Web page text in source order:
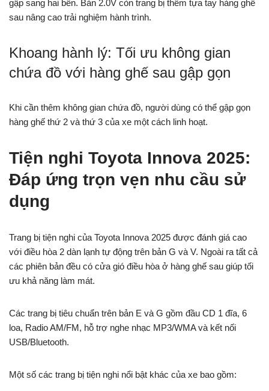
gập sang hai bên. Bản 2.0V còn trang bị thêm tựa tay hàng ghế
sau nâng cao trải nghiệm hành trình.
Khoang hành lý: Tối ưu không gian
chứa đồ với hàng ghế sau gập gọn
Khi cần thêm không gian chứa đồ, người dùng có thể gập gọn
hàng ghế thứ 2 và thứ 3 của xe một cách linh hoạt.
Tiện nghi Toyota Innova 2025:
Đáp ứng trọn vẹn nhu cầu sử
dụng
Trang bị tiện nghi của Toyota Innova 2025 được đánh giá cao
với điều hòa 2 dàn lạnh tự động trên bản G và V. Ngoài ra tất cả
các phiên bản đều có cửa gió điều hòa ở hàng ghế sau giúp tối
ưu khả năng làm mát.
Các trang bị tiêu chuẩn trên bản E và G gồm đầu CD 1 đĩa, 6
loa, Radio AM/FM, hỗ trợ nghe nhạc MP3/WMA và kết nối
USB/Bluetooth.
Một số các trang bị tiện nghi nổi bật khác của xe bao gồm: